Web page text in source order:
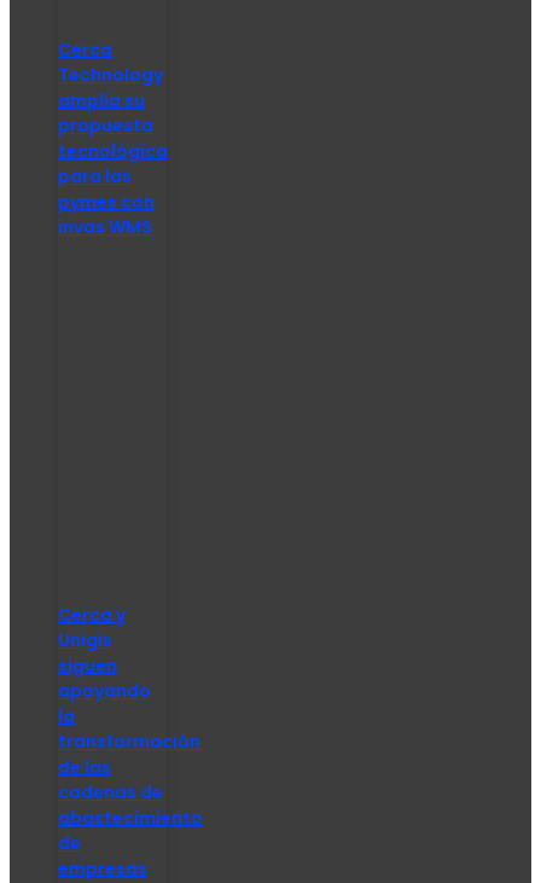
Cerca
Technology
amplía su
propuesta
tecnológica
para las
pymes con
invas WMS
Cerca y
Unigis
siguen
apoyando
la
transformación
de las
cadenas de
abastecimiento
de
empresas